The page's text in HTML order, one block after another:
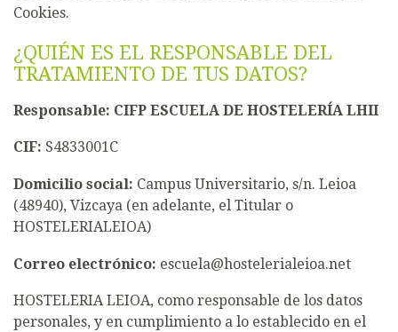
Cookies.
¿QUIÉN ES EL RESPONSABLE DEL
TRATAMIENTO DE TUS DATOS?
Responsable: CIFP ESCUELA DE HOSTELERÍA LHII
CIF: S4833001C
Domicilio social: Campus Universitario, s/n. Leioa
(48940), Vizcaya (en adelante, el Titular o
HOSTELERIALEIOA)
Correo electrónico: escuela@hostelerialeioa.net
HOSTELERIA LEIOA, como responsable de los datos
personales, y en cumplimiento a lo establecido en el